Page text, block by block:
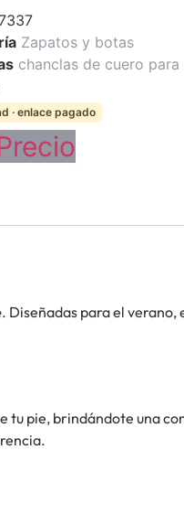
Zapatos y botas
chanclas de cuero
· enlace pagado
. Diseñadas para el
tu pie, brindándote una